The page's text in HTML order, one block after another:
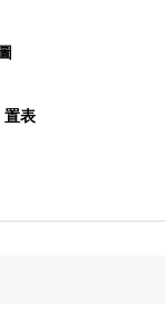
置表